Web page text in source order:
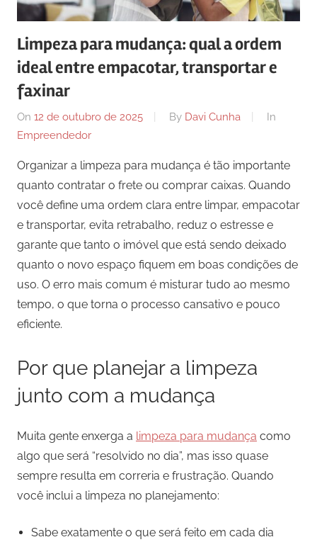
comunicação
com
os
seus
púbicos.
Limpeza para mudança: qual a ordem
ideal entre empacotar, transportar e
faxinar
On 12 de outubro de 2025 By Davi Cunha
In
Empreendedor
Organizar a limpeza para mudança é tão importante
quanto contratar o frete ou comprar caixas. Quando
você define uma ordem clara entre limpar, empacotar
e transportar, evita retrabalho, reduz o estresse e
garante que tanto o imóvel que está sendo deixado
quanto o novo espaço fiquem em boas condições de
uso. O erro mais comum é misturar tudo ao mesmo
tempo, o que torna o processo cansativo e pouco
eficiente.
Por que planejar a limpeza
junto com a mudança
Muita gente enxerga a limpeza para mudança como
algo que será “resolvido no dia”, mas isso quase
sempre resulta em correria e frustração. Quando
você inclui a limpeza no planejamento:
Sabe exatamente o que será feito em cada dia